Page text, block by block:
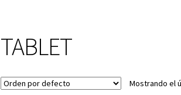
TABLET
Mostrando el